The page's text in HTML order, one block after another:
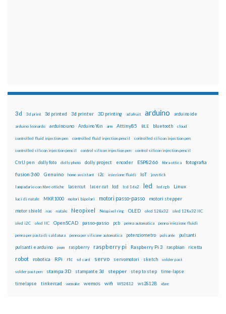
3d 3d print 3d printed 3d printer 3D printing adafruit arduino arduino ide
arduino leonardo arduino uno Arduino Yún arm Attiny85 BLE bluetooth cloud
controlled fluid injection pen controlled fluid injection pencil controlled silicon injection pen
controlled silicon injection pencil control silicon injection pen control silicon injection pencil
CtrlJ pen dolly foto dolly photo dolly project encoder ESP8266 fibra ottica fotografia
fusion 360 Genuino home assistant i2c iniezione fluidi IoT joystick
lampadario con fibre ottiche lasercut laser cut lcd lcd 16x2 led led rgb Linux
luci di natale MKR1000 motori bipolari motori passo-passo motori stepper
motor shield nas natale Neopixel Neopixel ring OLED oled 128x32 oled 128x32 IIC
oled i2C oled IIC OpenSCAD passo-passo pcb penna automatica penna iniezione fluidi
penna per pasta di saldatura penna per silicone automatica potenziometro pulsante pulsanti
pulsanti e arduino pwm raspberry raspberry pi Raspberry Pi 3 raspbian ricetta
robot robotica RPi rtc sd card servo servomotori sketch solder past
solder past pen stampa 3D stampante 3d stepper step to step time-lapse
timelapse tinkercad wemake wemos wifi WS2812 ws2812B xbee